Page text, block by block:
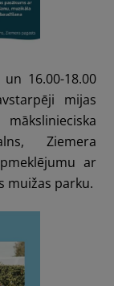
16.00-18.00
mijas
Ziemera
ar
muižas parku.